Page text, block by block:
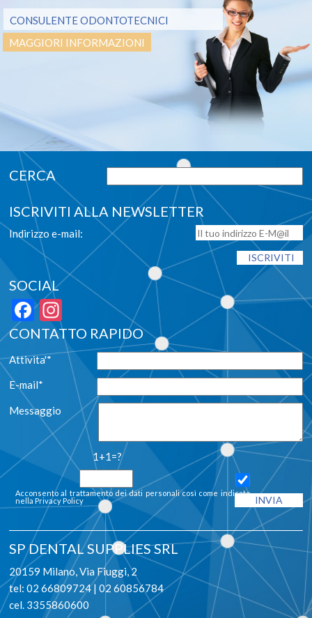
CONSULENTE ODONTOTECNICI
MAGGIORI INFORMAZIONI
ISCRIVITI ALLA NEWSLETTER
Indirizzo e-mail:
SOCIAL
Facebook
Instagram
CONTATTO RAPIDO
Attivita'*
E-mail*
Messaggio
1+1=?
Acconsento al trattamento dei dati personali così come indicato
nella Privacy Policy
SP DENTAL SUPPLIES SRL
20159 Milano, Via Fiuggi, 2
tel: 02 66809724 | 02 60856784
cel. 3355860600